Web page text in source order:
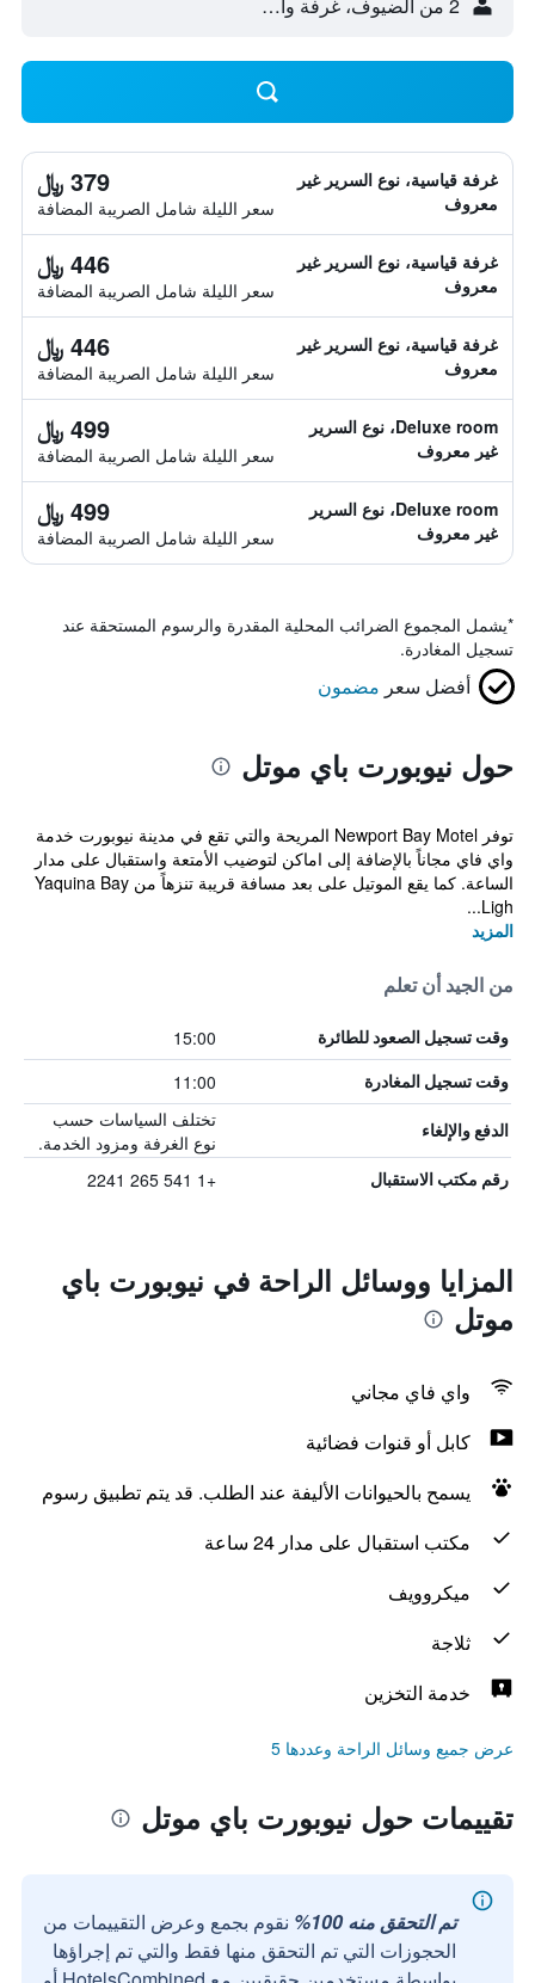
غرفة قياسية، نوع السرير غير
معروف
379 ﷼
سعر الليلة شامل الصريبة المضافة
غرفة قياسية، نوع السرير غير
معروف
446 ﷼
سعر الليلة شامل الصريبة المضافة
غرفة قياسية، نوع السرير غير
معروف
446 ﷼
سعر الليلة شامل الصريبة المضافة
Deluxe room، نوع السرير
غير معروف
499 ﷼
سعر الليلة شامل الصريبة المضافة
Deluxe room، نوع السرير
غير معروف
499 ﷼
سعر الليلة شامل الصريبة المضافة
*يشمل المجموع الضرائب المحلية المقدرة والرسوم المستحقة عند
تسجيل المغادرة.
أفضل سعر مضمون
حول نيوبورت باي موتل
توفر Newport Bay Motel المريحة والتي تقع في مدينة نيوبورت خدمة
واي فاي مجاناً بالإضافة إلى اماكن لتوضيب الأمتعة واستقبال على مدار
الساعة. كما يقع الموتيل على بعد مسافة قريبة تنزهاً من Yaquina Bay
Ligh...
المزيد
من الجيد أن تعلم
وقت تسجيل الصعود للطائرة 15:00
وقت تسجيل المغادرة 11:00
الدفع والإلغاء
تختلف السياسات حسب
نوع الغرفة ومزود الخدمة.
رقم مكتب الاستقبال +1 541 265 2241
المزايا ووسائل الراحة في نيوبورت باي
موتل
واي فاي مجاني
كابل أو قنوات فضائية
يسمح بالحيوانات الأليفة عند الطلب. قد يتم تطبيق رسوم
مكتب استقبال على مدار 24 ساعة
ميكروويف
ثلاجة
خدمة التخزين
عرض جميع وسائل الراحة وعددها 5
تقييمات حول نيوبورت باي موتل
تم التحقق منه 100%
نقوم بجمع وعرض التقييمات من
الحجوزات التي تم التحقق منها فقط والتي تم إجراؤها